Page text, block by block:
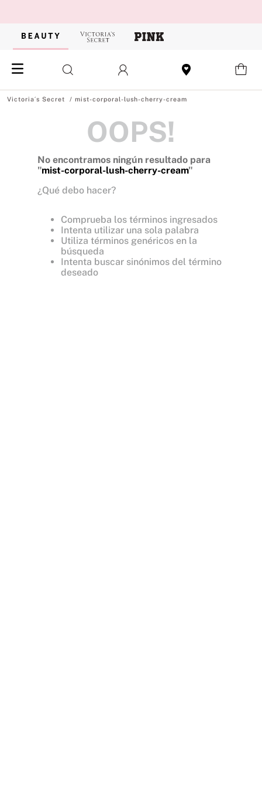
mist-corporal-lush-cherry-cream
OOPS!
No encontramos ningún resultado para
"mist-corporal-lush-cherry-cream"
¿Qué debo hacer?
Comprueba los términos ingresados
Intenta utilizar una sola palabra
Utiliza términos genéricos en la
búsqueda
Intenta buscar sinónimos del término
deseado